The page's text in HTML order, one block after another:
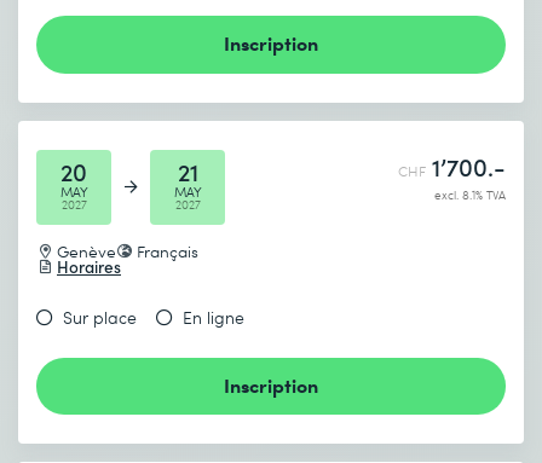
Inscription
20
MAY
2027
21
MAY
2027
Genève Français
Horaires
CHF 1’700.-
excl. 8.1% TVA
Sur place En ligne
Inscription